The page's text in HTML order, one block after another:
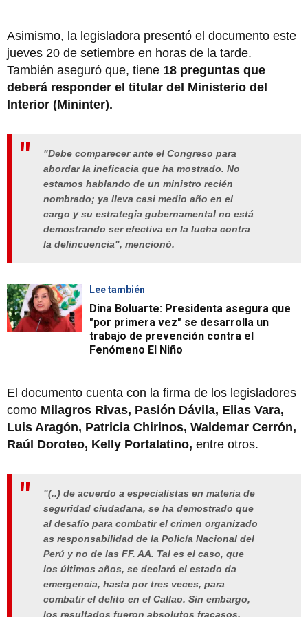
Asimismo, la legisladora presentó el documento este
jueves 20 de setiembre en horas de la tarde.
También aseguró que, tiene 18 preguntas que
deberá responder el titular del Ministerio del
Interior (Mininter).
"Debe comparecer ante el Congreso para
abordar la ineficacia que ha mostrado. No
estamos hablando de un ministro recién
nombrado; ya lleva casi medio año en el
cargo y su estrategia gubernamental no está
demostrando ser efectiva en la lucha contra
la delincuencia", mencionó.
Lee también
Dina Boluarte: Presidenta asegura que
"por primera vez" se desarrolla un
trabajo de prevención contra el
Fenómeno El Niño
El documento cuenta con la firma de los legisladores
como Milagros Rivas, Pasión Dávila, Elias Vara,
Luis Aragón, Patricia Chirinos, Waldemar Cerrón,
Raúl Doroteo, Kelly Portalatino, entre otros.
"(..) de acuerdo a especialistas en materia de
seguridad ciudadana, se ha demostrado que
al desafío para combatir el crimen organizado
as responsabilidad de la Policía Nacional del
Perú y no de las FF. AA. Tal es el caso, que
los últimos años, se declaró el estado da
emergencia, hasta por tres veces, para
combatir el delito en el Callao. Sin embargo,
los resultados fueron absolutos fracasos,